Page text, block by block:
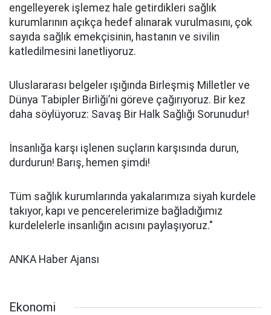
engelleyerek işlemez hale getirdikleri sağlık
kurumlarının açıkça hedef alınarak vurulmasını, çok
sayıda sağlık emekçisinin, hastanın ve sivilin
katledilmesini lanetliyoruz.
Uluslararası belgeler ışığında Birleşmiş Milletler ve
Dünya Tabipler Birliği’ni göreve çağırıyoruz. Bir kez
daha söylüyoruz: Savaş Bir Halk Sağlığı Sorunudur!
İnsanlığa karşı işlenen suçların karşısında durun,
durdurun! Barış, hemen şimdi!
Tüm sağlık kurumlarında yakalarımıza siyah kurdele
takıyor, kapı ve pencerelerimize bağladığımız
kurdelelerle insanlığın acısını paylaşıyoruz."
ANKA Haber Ajansı
Ekonomi